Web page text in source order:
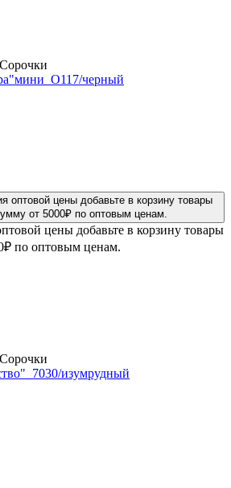
черный
цены добавьте в корзину товары
по оптовым ценам.
изумрудный